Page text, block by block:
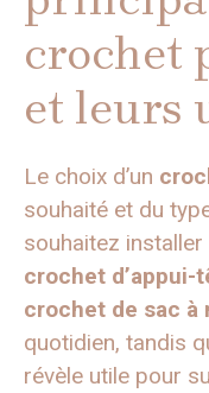
crochet
et leurs
Le choix d’un
souhaité et du
souhaitez
crochet d’appui-
crochet de sac à
quotidien, tandis
révèle utile pour